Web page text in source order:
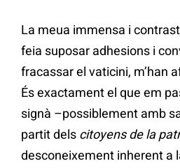
La meua immensa i
feia suposar adhesions i
fracassar el vaticini, m’han
És exactament el que em
signà –possiblement amb
partit dels citoyens de la
desconeixement inherent a